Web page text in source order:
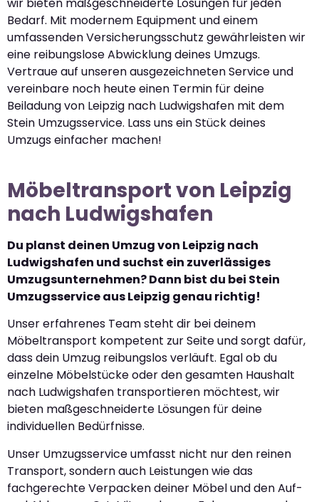
Bedarf. Mit modernem Equipment und einem
umfassenden Versicherungsschutz gewährleisten wir
eine reibungslose Abwicklung deines Umzugs.
Vertraue auf unseren ausgezeichneten Service und
vereinbare noch heute einen Termin für deine
Beiladung von Leipzig nach Ludwigshafen mit dem
Stein Umzugsservice. Lass uns ein Stück deines
Umzugs einfacher machen!
Möbeltransport von Leipzig
nach Ludwigshafen
Du planst deinen Umzug von Leipzig nach
Ludwigshafen und suchst ein zuverlässiges
Umzugsunternehmen? Dann bist du bei Stein
Umzugsservice aus Leipzig genau richtig!
Unser erfahrenes Team steht dir bei deinem
Möbeltransport kompetent zur Seite und sorgt dafür,
dass dein Umzug reibungslos verläuft. Egal ob du
einzelne Möbelstücke oder den gesamten Haushalt
nach Ludwigshafen transportieren möchtest, wir
bieten maßgeschneiderte Lösungen für deine
individuellen Bedürfnisse.
Unser Umzugsservice umfasst nicht nur den reinen
Transport, sondern auch Leistungen wie das
fachgerechte Verpacken deiner Möbel und den Auf-